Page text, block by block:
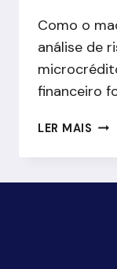
Como o
análise de
financeiro
LER MAIS